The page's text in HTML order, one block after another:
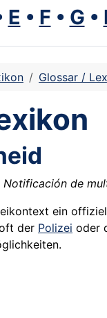
E • F • G •
Glossar /
Notificación de
ein
der Polizei oder